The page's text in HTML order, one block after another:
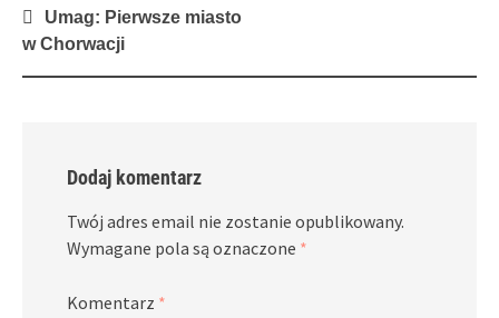
Post
navigation
Umag: Pierwsze miasto
w Chorwacji
Dodaj komentarz
Twój adres email nie zostanie opublikowany.
Wymagane pola są oznaczone *
Komentarz *